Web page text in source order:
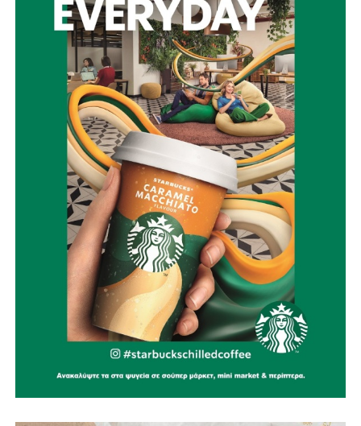
μια συνεχής επένδυση στην ασφάλεια των ανθρώπων,
των χωριών μας, των δασών μας και της πολιτιστικής μας
κληρονομιάς.
Η Ναυπακτία μπορεί και πρέπει να γίνει πρότυπο Δήμου
στην πρόληψη και την αντιμετώπιση φυσικών
καταστροφών.
Με σχέδιο.
Με τεχνολογία.
Με εθελοντισμό.
Με συνεργασία.
Γιατί η καλύτερη πυρκαγιά είναι εκείνη που δεν θα
εκδηλωθεί ποτέ.
Την ίδια στιγμή, αποτίουμε φόρο τιμής στους
πυροσβέστες που έχασαν τη ζωή τους υπηρετώντας το
καθήκον. Η αυτοθυσία τους μας υπενθυμίζει ότι η
Πολιτική Προστασία δεν είναι μια θεωρητική έννοια, αλλά
ένας καθημερινός αγώνας που πολλές φορές πληρώνεται
με ανθρώπινες ζωές.